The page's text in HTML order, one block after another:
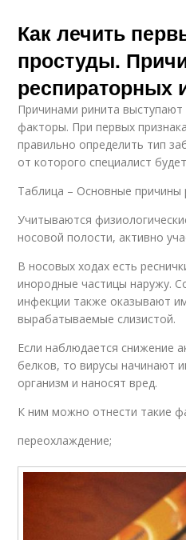
Как лечить
простуды.
респираторных
Причинами ринита
факторы. При первых
правильно определить тип
от которого специалист
Таблица – Основные причины
Учитываются
носовой полости, активно
В носовых ходах есть
инородные частицы наружу.
инфекции также оказывают
вырабатываемые слизистой.
Если наблюдается снижение
белков, то вирусы начинают
организм и наносят вред.
К ним можно отнести такие
переохлаждение;